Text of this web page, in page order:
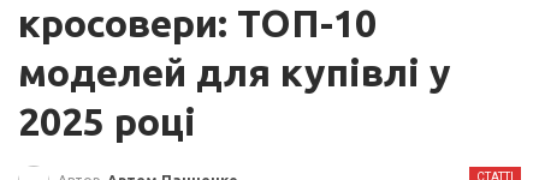
кросовери: ТОП-10
моделей для купівлі у
2025 році
СТАТТІ